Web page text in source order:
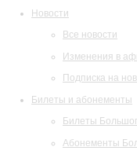
Новости
Все новости
Изменения в
Подписка на
Билеты и абонементы
Билеты
Абонементы